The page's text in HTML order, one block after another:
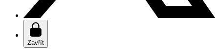
Zavřít